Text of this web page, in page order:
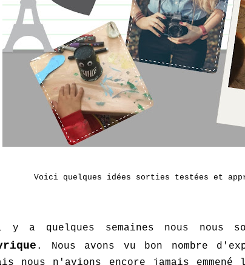
Voici quelques idées sorties testées et
a quelques semaines nous nous
. Nous avons vu bon nombre
nous n'avions encore jamais emmené